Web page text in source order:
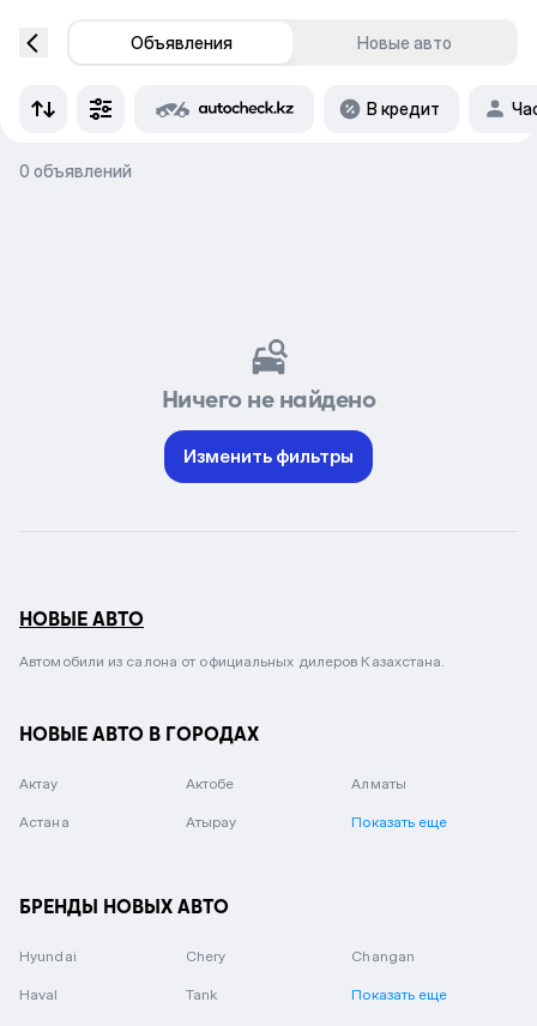
Объявления Новые авто
В кредит
0 объявлений
Ничего не найдено
Изменить фильтры
НОВЫЕ АВТО
Автомобили из салона от официальных дилеров Казахстана.
НОВЫЕ АВТО В ГОРОДАХ
Актау Актобе Алматы
Астана Атырау Показать еще
БРЕНДЫ НОВЫХ АВТО
Hyundai Chery Changan
Haval Tank Показать еще